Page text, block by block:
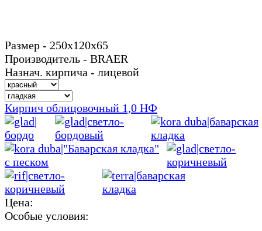
Размер - 250х120х65
Производитель - BRAER
Назнач. кирпича - лицевой
Кирпич облицовочный 1,0 НФ
Цена:
Особые условия: